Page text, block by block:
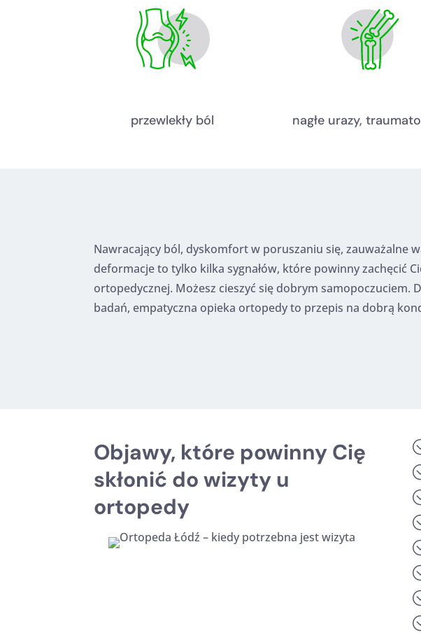
przewlekły ból nagłe urazy,
Nawracający ból, dyskomfort w poruszaniu się, zauważalne
deformacje to tylko kilka sygnałów, które powinny zachęcić
ortopedycznej. Możesz cieszyć się dobrym samopoczuciem.
badań, empatyczna opieka ortopedy to przepis na dobrą
Objawy, które powinny Cię
skłonić do wizyty u
ortopedy